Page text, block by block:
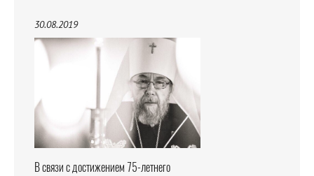
30.08.2019
В связи с достижением 75-летнего